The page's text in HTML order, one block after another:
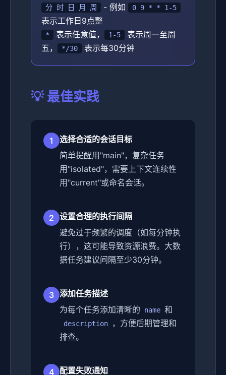
分 时 日 月 周 - 例如 0 9 * * 1-5
表示工作日9点整
* 表示任意值， 1-5
表示周一至周
五，
*/30 表示每30分钟
💡 最佳实践
1
选择合适的会话目标
简单提醒用"main"，复杂任务
用"isolated"，需要上下文连续性
用"current"或命名会话。
2 设置合理的执行间隔
避免过于频繁的调度（如每分钟执
行），这可能导致资源浪费。大数
据任务建议间隔至少30分钟。
3 添加任务描述
为每个任务添加清晰的
name 和
description
，方便后期管理和
排查。
4 配置失败通知